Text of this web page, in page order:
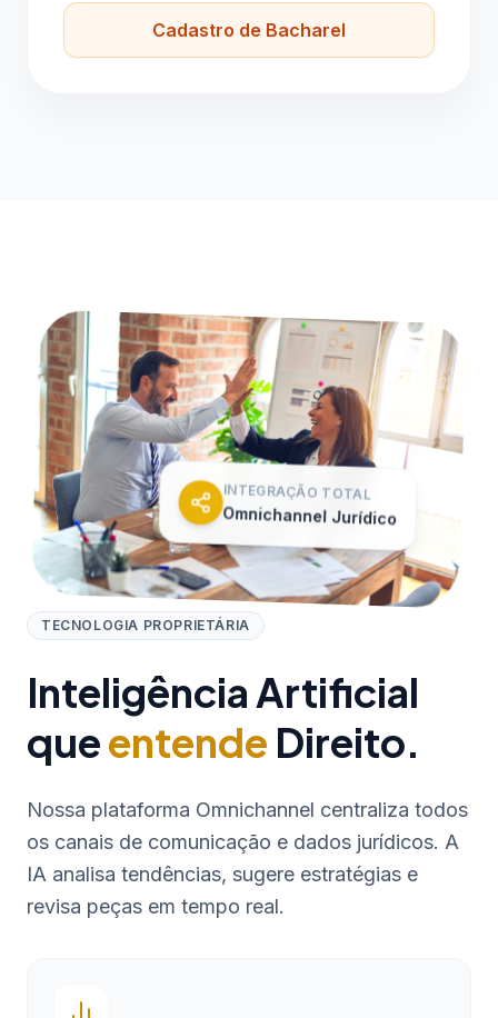
Cadastro de Bacharel
INTEGRAÇÃO TOTAL
Omnichannel Jurídico
TECNOLOGIA PROPRIETÁRIA
Inteligência Artificial
queentende Direito.
Nossa plataforma Omnichannel centraliza todos
os canais de comunicação e dados jurídicos. A
IA analisa tendências, sugere estratégias e
revisa peças em tempo real.